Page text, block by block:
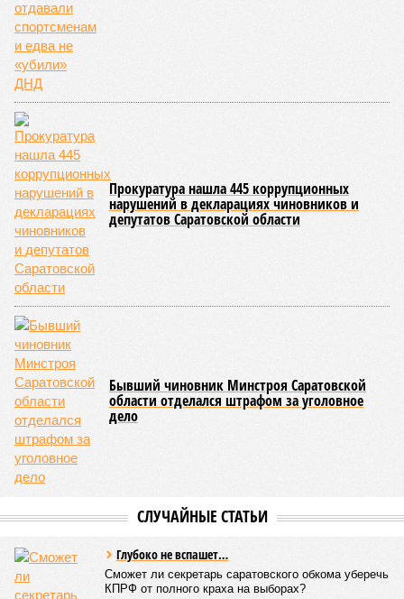
и задумывалось это душевное мероприятие. Приглашения
получили подопечные благотворительного фонда
«Александр Невский» – дети с ограниченными
возможностями здоровья и их родители, а также учащиеся
школы-интерната, расположенной в городе Марксе. Кроме
того, на концерт прибыли подопечные саратовского
филиала государственного фонда «Защитники Отечества»,
объединяющего членов семей участников специальной
военной операции. В зале также присутствовали сестры
епархиального общества «Милосердие» и прихожане
саратовских храмов.
Среди почетных гостей были митрополит Саратовский и
семинарии, секретарь Епархиального совета протоиерей
Сергий Штурбабин
, представители епархии, ректор
Саратовской государственной консерваторииАлександр
и многие другие.
Митрополит Саратовский и Вольский Игнатий (фото: saratov-eparhia.ru)
Перед началом основной программы все участники
Святой Пасхи, задав тем самым торжественный и глубоко
духовный тон всему вечеру. Затем к собравшимся
обратился глава Саратовской митрополии. Он напомнил о